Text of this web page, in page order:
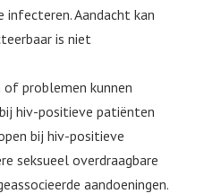
Aandacht kan
is niet
of problemen kunnen
hiv-positieve patiënten
bij hiv-positieve
seksueel overdraagbare
aandoeningen.